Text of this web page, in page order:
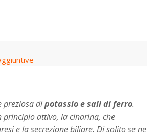
preziosa dipotassio e sali di ferro.
principio attivo, la cinarina, che
e la secrezione biliare. Di solito se ne